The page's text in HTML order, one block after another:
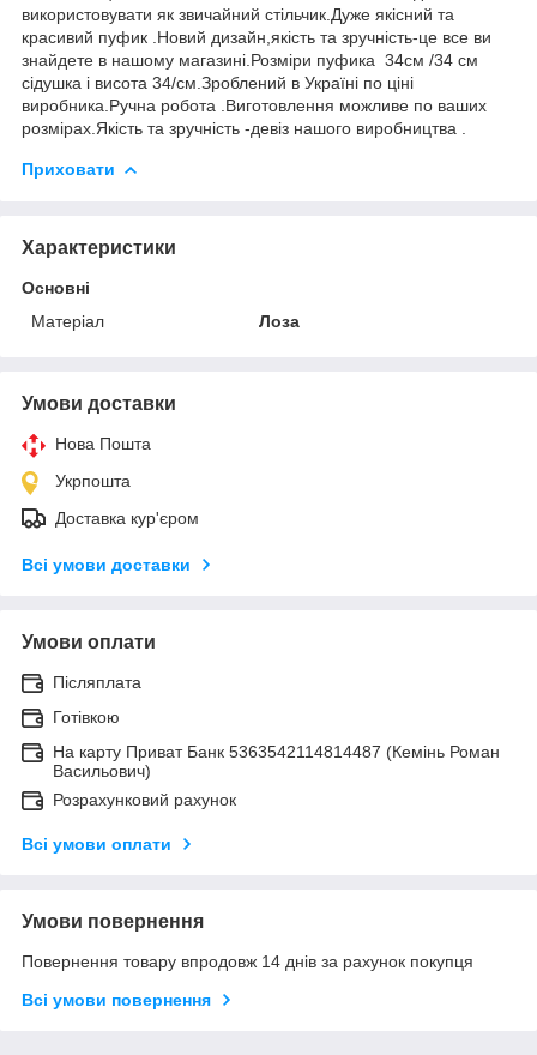
використовувати як звичайний стільчик.Дуже якісний та
красивий пуфик .Новий дизайн,якість та зручність-це все ви
знайдете в нашому магазині.Розміри пуфика 34см /34 см
сідушка і висота 34/см.Зроблений в Україні по ціні
виробника.Ручна робота .Виготовлення можливе по ваших
розмірах.Якість та зручність -девіз нашого виробництва .
Приховати
Характеристики
Основні
Матеріал
Лоза
Умови доставки
Нова Пошта
Укрпошта
Доставка кур'єром
Всі умови доставки
Умови оплати
Післяплата
Готівкою
На карту Приват Банк 5363542114814487 (Кемінь Роман
Васильович)
Розрахунковий рахунок
Всі умови оплати
Умови повернення
Повернення товару впродовж 14 днів за рахунок покупця
Всі умови повернення